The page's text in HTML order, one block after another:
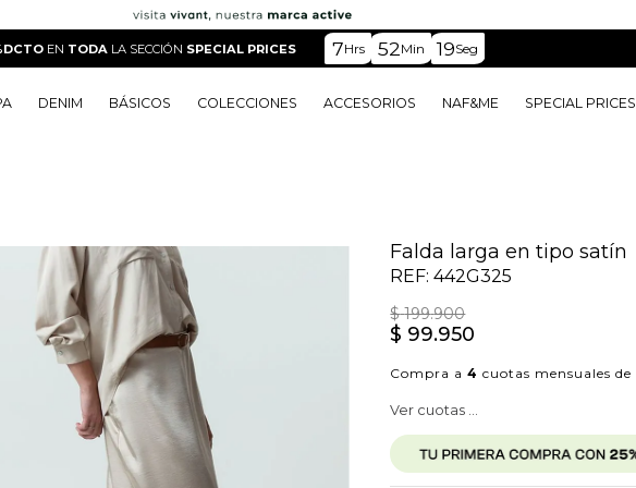
EN TODA LA SECCIÓN SPECIAL PRICES 7Hrs 52 Min 18Seg
DENIM BÁSICOS COLECCIONES ACCESORIOS NAF&ME SPECIAL PRICES
Falda larga en tipo satín
REF:442G325
$ 199.900
$ 99.950
Compra a4 cuotas mensuales de
Ver cuotas ...